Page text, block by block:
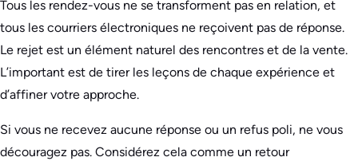
Tous les rendez-vous ne se transforment pas en relation, et
tous les courriers électroniques ne reçoivent pas de réponse.
Le rejet est un élément naturel des rencontres et de la vente.
L’important est de tirer les leçons de chaque expérience et
d’affiner votre approche.
Si vous ne recevez aucune réponse ou un refus poli, ne vous
découragez pas. Considérez cela comme un retour